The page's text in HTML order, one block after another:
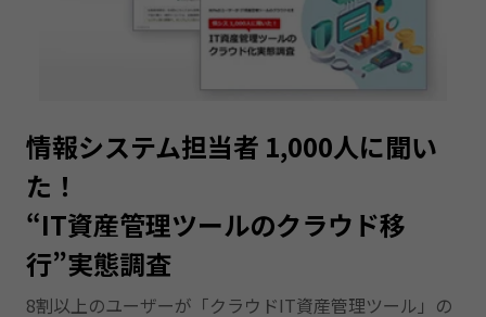
情報システム担当者 1,000人に聞い
た！
“IT資産管理ツールのクラウド移
行”実態調査
8割以上のユーザーが「クラウドIT資産管理ツール」の